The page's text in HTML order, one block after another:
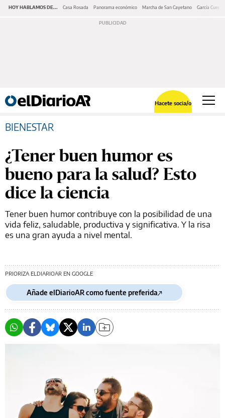
HOY HABLAMOS DE... Casa Rosada Panorama económico Marcha de San Cayetano García Cuerva
Hacete socia/o
BIENESTAR
¿Tener buen humor es
bueno para la salud? Esto
dice la ciencia
Tener buen humor contribuye con la posibilidad de una
vida feliz, saludable, productiva y significativa. Y la risa
es una gran ayuda a nivel mental.
PRIORIZA ELDIARIOAR EN GOOGLE
Añade elDiarioAR como fuente preferida